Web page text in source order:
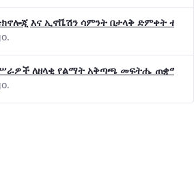
ቴክኖሎጂ እና ኢኖቬሽን ሳምንት በታላቅ ድምቀት
ሥራዎች ለዘላቂ የልማት አቅጣጫ መፍትሔ ጠቋሚ